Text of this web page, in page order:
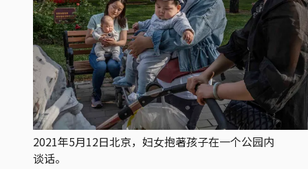
2021年5月12日北京，妇女抱著孩子在一个公园内
谈话。